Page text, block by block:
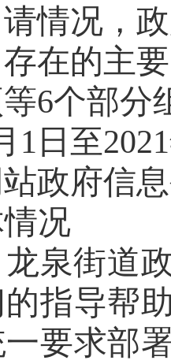
情况 ，
存在的主
6个部分
1 日至2021
政府信
况
龙泉街道
指导帮
要求部